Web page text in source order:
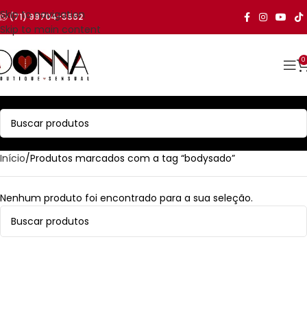
Skip to navigation
Skip to main content
(71) 99704-3552
0
Início Produtos marcados com a tag “bodysado”
Nenhum produto foi encontrado para a sua seleção.